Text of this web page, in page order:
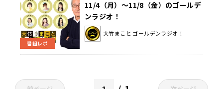
番組レポ
11/4（月）～11/8（金）のゴールデ
ンラジオ！
大竹まこと ゴールデンラジオ！